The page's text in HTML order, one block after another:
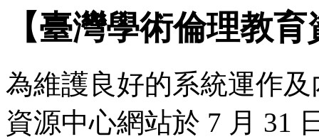
【臺灣學術倫理教
為維護良好的系統運作
資源中心網站於 7 月 31